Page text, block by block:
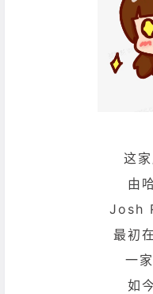
这
由
Josh
最初
一
如